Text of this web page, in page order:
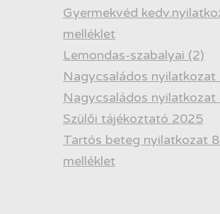
Gyermekvéd
melléklet
Lemondas-szabalyai (2)
Nagycsaládos nyilatkozat
Nagycsaládos nyilatkozat
Szülői tájékoztató 2025
Tartós beteg nyilatkozat
melléklet